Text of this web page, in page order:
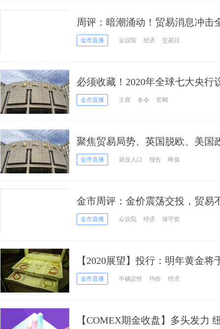
周评：暗潮涌动！贸易消息冲击
更重磅一周来了
金市直播 众议院 经济 交易日
必须收藏！2020年全球七大央行
金市直播 主席 冬令 官网
聚焦贸易局势、英国脱欧、美国
融市场重要指标和风险事件提醒(
金市直播 就业人口 报告 终值
金市周评：金价震荡交投，贸易
景向好施压金价
金市直播 众议院 经济 保守党
【2020展望】投行：明年黄金将
演重要角色
金市直播 不确定性 均价 经济
【COMEX期金收盘】多头发力